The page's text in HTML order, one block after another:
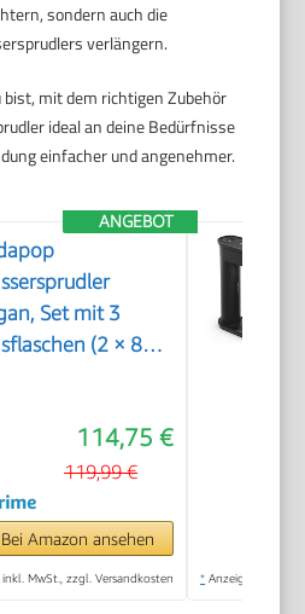
sondern auch die
verlängern.
mit dem richtigen Zubehör
ideal an deine Bedürfnisse
einfacher und angenehmer.
ANGEBOT
Set mit 3
(2 × 850
Schwarz, Höhe
114,75 €
119,99 €
Bei Amazon ansehen
inkl. MwSt., zzgl. Versandkosten * Anzeige